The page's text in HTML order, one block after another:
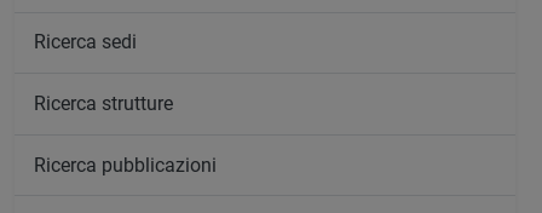
Ricerca sedi
Ricerca strutture
Ricerca pubblicazioni